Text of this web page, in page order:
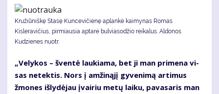
Kružiūniškę Stasę Kuncevičienę aplankė kaimynas Romas
Kisleravičius, pirmiausia aptarė bulviasodžio reikalus. Aldonos
Kudzienes nuotr.
„Ve­ly­kos – šven­tė lau­kia­ma, bet ji man pri­me­na vi­
sas ne­tek­tis. Nors į am­ži­ną­jį gy­ve­ni­mą ar­ti­mus
žmo­nes iš­ly­dė­jau įvai­riu me­tų lai­ku, pa­va­sa­ris man